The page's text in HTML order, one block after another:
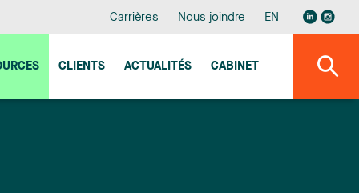
Carrières Nous joindre EN
CLIENTS ACTUALITÉS CABINET